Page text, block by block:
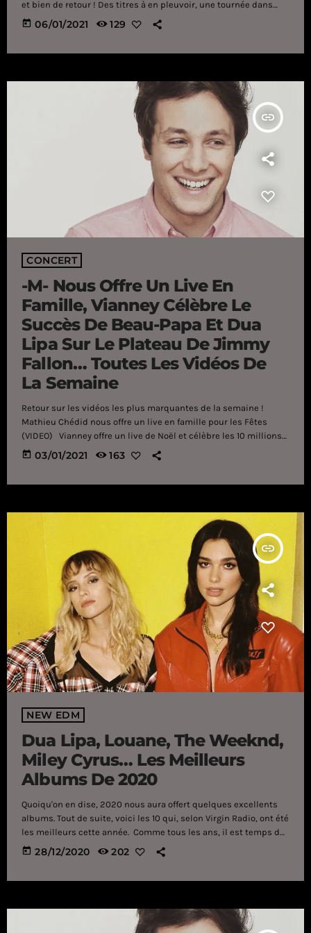
et bien de retour ! Des titres à en pleuvoir, une tournée dans
toute la France, une place en tant que membre du jury dans The
Voice et, bien évidemment, un nouvel album, rien n'arrête le
today 06/01/2021 129
insert_link
CONCERT
-M- Nous Offre Un Live En
Famille, Vianney Célèbre Le
Succès De Beau-Papa Et Dua
Lipa Sur Le Plateau De Jimmy
Fallon… Toutes Les Vidéos De
La Semaine
Retour sur les vidéos les plus marquantes de la semaine !
Mathieu Chédid nous offre un live en famille pour les Fêtes
(VIDEO) Vianney offre un live de Noël et célèbre les 10 millions
de vues du clip de Beau-Papa (VIDEO) Dua Lipa et Jimmy Fallon
chantent Love Actually (VIDEO)
today 03/01/2021 163
insert_link
NEW EDM
Dua Lipa, Louane, The Weeknd,
Miley Cyrus… Les Meilleurs
Albums De 2020
Quoiqu'on en dise, 2020 nous aura offert quelques excellents
albums. Tout de suite, voici les 10 qui, selon Virgin Radio, ont été
les meilleurs cette année. Comme tous les ans, il est temps de
passer en revue tous les album publiés au cours de ces
derniers mois. Outre - Atlantique, des artistes tels que Hayley
today 28/12/2020 202